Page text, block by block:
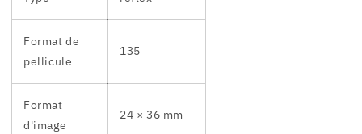
Format de
pellicule
135
Format
d'image
24 × 36 mm